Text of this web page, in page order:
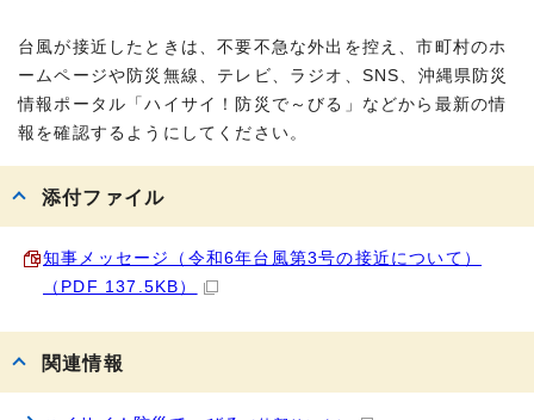
台風が接近したときは、不要不急な外出を控え、市町村のホ
ームページや防災無線、テレビ、ラジオ、SNS、沖縄県防災
情報ポータル「ハイサイ！防災で～びる」などから最新の情
報を確認するようにしてください。
添付ファイル
知事メッセージ（令和6年台風第3号の接近について）
（PDF 137.5KB）
関連情報